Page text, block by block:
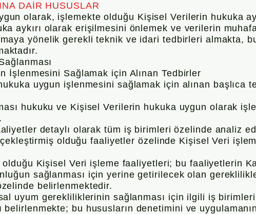
DAİR HUSUSLAR
olarak, işlemekte olduğu Kişisel Verilerin hukuka
aykırı olarak erişilmesini önlemek ve verilerin
yönelik gerekli teknik ve idari tedbirleri almakta,
Sağlamak için Alınan Tedbirler
uygun işlenmesini sağlamak için alınan başlıca
hukuku ve Kişisel Verilerin hukuka uygun olarak
detaylı olarak tüm iş birimleri özelinde analiz
olduğu faaliyetler özelinde Kişisel Veri
Kişisel Veri işleme faaliyetleri; bu faaliyetlerin
sağlanması için yerine getirilecek olan
belirlenmektedir.
uyum gerekliliklerinin sağlanması için ilgili iş birimleri
belirlenmekte; bu hususların denetimini ve